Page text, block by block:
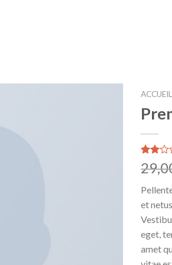
ACCUEIL
Noté
2.00
5
basé
sur
2
notations
client
et
eget,
amet